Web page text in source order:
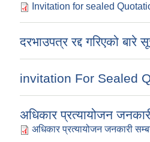
Invitation for sealed
दरभाउपत्र रद्द गरिएको
invitation For Sealed
अधिकार प्रत्यायोजन
अधिकार प्रत्यायोजन जनकारी